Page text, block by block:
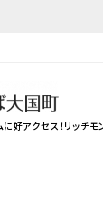
好アクセス！リッチモ